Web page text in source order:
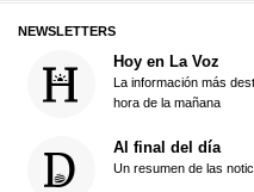
NEWSLETTERS
Hoy en La Voz
La información más
hora de la mañana
Al final del día
Un resumen de las